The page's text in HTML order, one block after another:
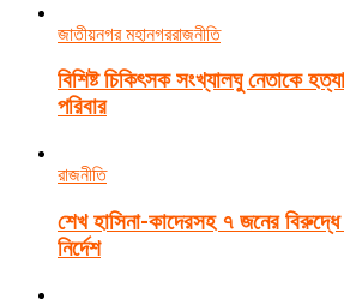
জাতীয়নগর মহানগররাজনীতি
বিশিষ্ট চিকিৎসক সংখ্যালঘু নেতাকে
পরিবার
রাজনীতি
শেখ হাসিনা-কাদেরসহ ৭ জনের বিরুদ্ধে
নির্দেশ